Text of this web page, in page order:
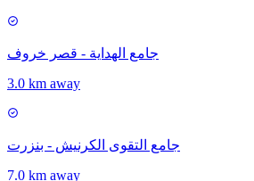
جامع الهداية - قصر خروف
3.0 km away
جامع التقوى الكرنيش - بنزرت
7.0 km away